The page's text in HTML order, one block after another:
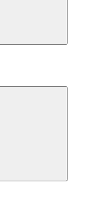
組み（日本）
み（米国/英語）